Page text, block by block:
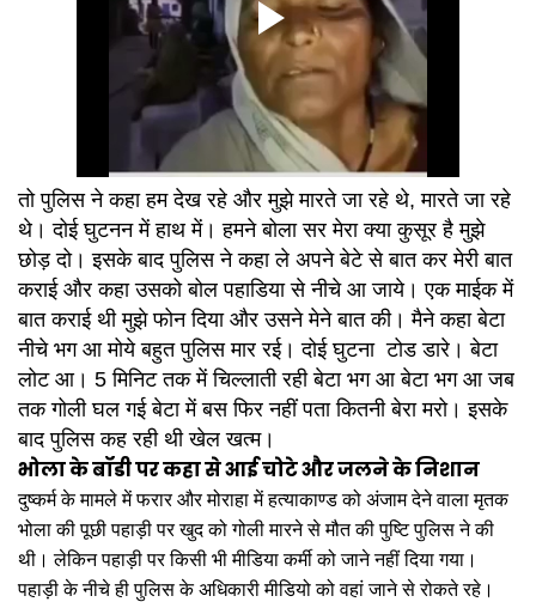
तो पुलिस ने कहा हम देख रहे और मुझे मारते जा रहे थे, मारते जा रहे
थे। दोई घुटनन में हाथ में। हमने बोला सर मेरा क्या कुसूर है मुझे
छोड़ दो। इसके बाद पुलिस ने कहा ले अपने बेटे से बात कर मेरी बात
कराई और कहा उसको बोल पहाडिया से नीचे आ जाये। एक माईक में
बात कराई थी मुझे फोन दिया और उसने मेने बात की। मैने कहा बेटा
नीचे भग आ मोये बहुत पुलिस मार रई। दोई घुटना टोड डारे। बेटा
लोट आ। 5 मिनिट तक में चिल्लाती रही बेटा भग आ बेटा भग आ जब
तक गोली घल गई बेटा में बस फिर नहीं पता कितनी बेरा मरो। इसके
बाद पुलिस कह रही थी खेल खत्म।
भोला के बॉडी पर कहा से आई चोटे और जलने के निशान
दुष्कर्म के मामले में फरार और मोराहा में हत्याकाण्ड को अंजाम देने वाला मृतक
भोला की पूछी पहाड़ी पर खुद को गोली मारने से मौत की पुष्टि पुलिस ने की
थी। लेकिन पहाड़ी पर किसी भी मीडिया कर्मी को जाने नहीं दिया गया।
पहाड़ी के नीचे ही पुलिस के अधिकारी मीडियो को वहां जाने से रोकते रहे।